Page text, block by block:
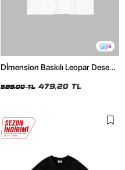
6
Dİmension Baskılı Leopar Desenli
Tshirt
599,00 TL 479,20 TL